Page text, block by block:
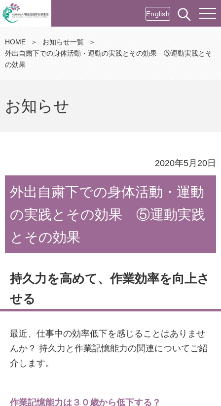
English
HOME ＞ お知らせ一覧
＞
外出自粛下での身体活動・運動の実践とその効果 ⑤運動実践とそ
の効果
お知らせ
2020年5月20日
外出自粛下での身体活動・運動
の実践とその効果 ⑤運動実践
とその効果
持久力を高めて、作業効率を向上さ
せる
最近、仕事中の効率低下を感じることはありませ
んか？ 持久力と作業記憶能力の関連についてご紹
介します。
作業記憶能力は３０歳から低下する？